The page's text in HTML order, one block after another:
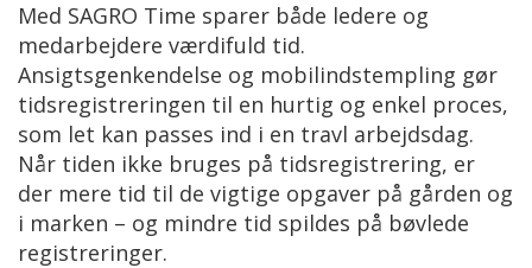
Med SAGRO Time sparer både ledere og
medarbejdere værdifuld tid.
Ansigtsgenkendelse og mobilindstempling gør
tidsregistreringen til en hurtig og enkel proces,
som let kan passes ind i en travl arbejdsdag.
Når tiden ikke bruges på tidsregistrering, er
der mere tid til de vigtige opgaver på gården og
i marken – og mindre tid spildes på bøvlede
registreringer.